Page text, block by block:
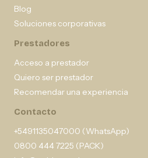
Blog
Soluciones corporativas
Prestadores
Acceso a prestador
Quiero ser prestador
Recomendar una experiencia
Contacto
+5491135047000 (WhatsApp)
0800 444 7225 (PACK)